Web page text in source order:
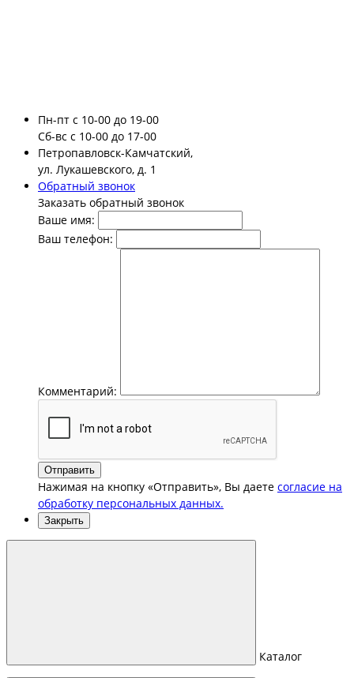
Пн-пт с 10-00 до 19-00
Сб-вс с 10-00 до 17-00
Петропавловск-Камчатский,
ул. Лукашевского, д. 1
Обратный звонок
Заказать обратный звонок
Ваше имя:
Ваш телефон:
Комментарий:
Отправить
Нажимая на кнопку «Отправить», Вы даете согласие на
обработку персональных данных.
Закрыть
Каталог